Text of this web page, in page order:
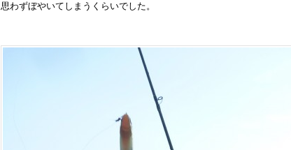
思わずぼやいてしまうくらいでした。